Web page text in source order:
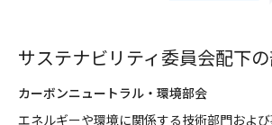
サステナビリティ委員会配下
カーボンニュートラル・環境部会
エネルギーや環境に関係する技術部門およ